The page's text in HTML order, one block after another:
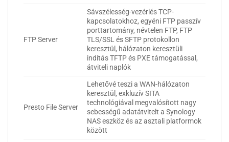
FTP Server
Sávszélesség-vezérlés TCP-
kapcsolatokhoz, egyéni FTP passzív
porttartomány, névtelen FTP, FTP
TLS/SSL és SFTP protokollon
keresztül, hálózaton keresztüli
indítás TFTP és PXE támogatással,
átviteli naplók
Presto File Server
Lehetővé teszi a WAN-hálózaton
keresztül, exkluzív SITA
technológiával megvalósított nagy
sebességű adatátvitelt a Synology
NAS eszköz és az asztali platformok
között